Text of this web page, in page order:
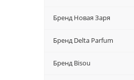
Бренд Новая Заря
Бренд Delta Parfum
Бренд Bisou